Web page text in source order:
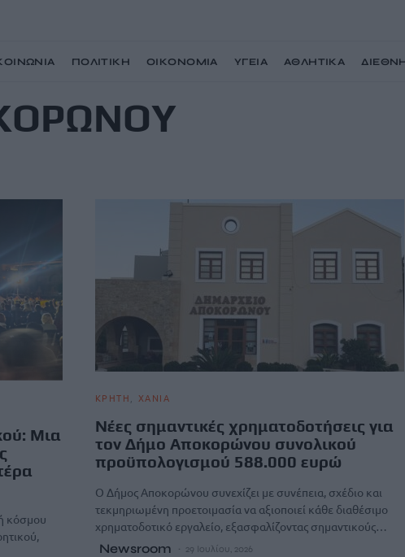
ΠΟΛΙΤΙΚΗ ΟΙΚΟΝΟΜΙΑ ΥΓΕΙΑ ΑΘΛΗΤΙΚΑ
Μια
κόσμου
ΚΡΗΤΗ ΧΑΝΙΑ
Νέες σημαντικές χρηματοδοτήσεις για
τον Δήμο Αποκορώνου συνολικού
προϋπολογισμού 588.000 ευρώ
Ο Δήμος Αποκορώνου συνεχίζει με συνέπεια, σχέδιο και
τεκμηριωμένη προετοιμασία να αξιοποιεί κάθε διαθέσιμο
χρηματοδοτικό εργαλείο, εξασφαλίζοντας σημαντικούς…
Newsroom 29 Ιουλίου, 2026